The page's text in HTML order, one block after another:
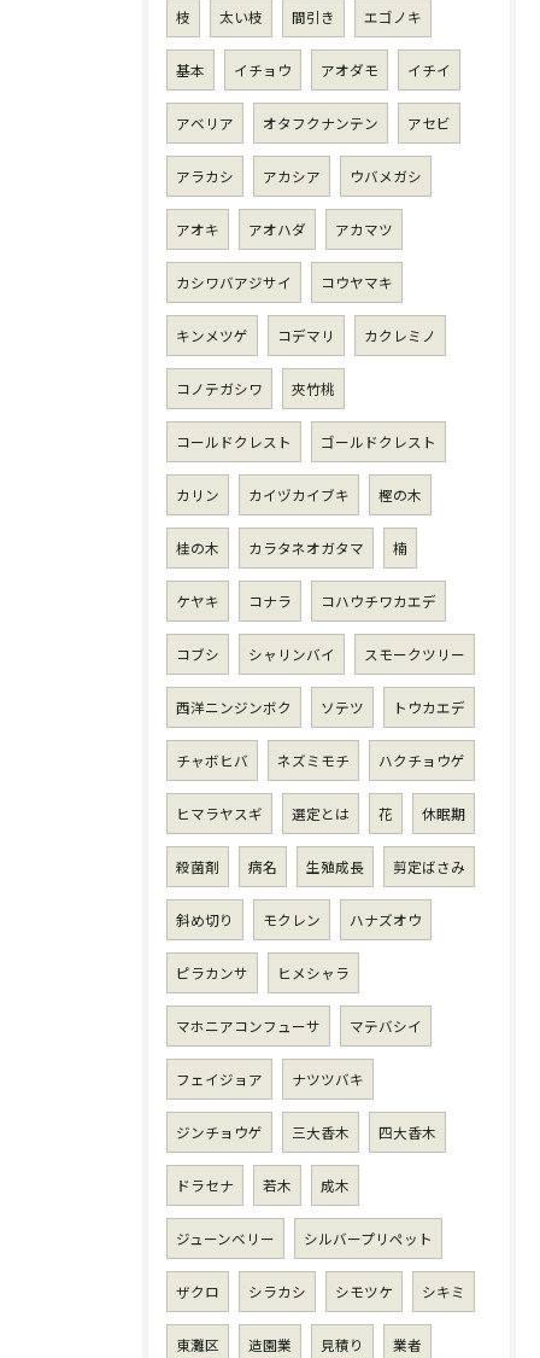
枝 太い枝 間引き エゴノキ
基本 イチョウ アオダモ イチイ
アベリア オタフクナンテン アセビ
アラカシ アカシア ウバメガシ
アオキ アオハダ アカマツ
カシワバアジサイ コウヤマキ
キンメツゲ コデマリ カクレミノ
コノテガシワ 夾竹桃
コールドクレスト ゴールドクレスト
カリン カイヅカイブキ 樫の木
桂の木 カラタネオガタマ 楠
ケヤキ コナラ コハウチワカエデ
コブシ シャリンバイ スモークツリー
西洋ニンジンボク ソテツ トウカエデ
チャボヒバ ネズミモチ ハクチョウゲ
ヒマラヤスギ 選定とは 花 休眠期
殺菌剤 病名 生殖成長 剪定ばさみ
斜め切り モクレン ハナズオウ
ピラカンサ ヒメシャラ
マホニアコンフューサ マテバシイ
フェイジョア ナツツバキ
ジンチョウゲ 三大香木 四大香木
ドラセナ 若木 成木
ジューンベリー シルバープリペット
ザクロ シラカシ シモツケ シキミ
東灘区 造園業 見積り 業者